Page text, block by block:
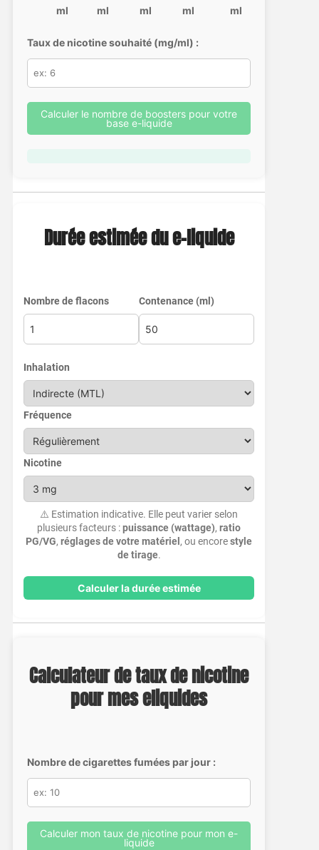
ml
ml
ml
ml
ml
Taux de nicotine souhaité (mg/ml) :
Calculer le nombre de boosters pour votre
base e-liquide
Durée estimée du e-liquide
Nombre de flacons Contenance (ml)
Inhalation
Fréquence
Nicotine
⚠️ Estimation indicative. Elle peut varier selon
plusieurs facteurs :puissance (wattage),ratio
PG/VG,réglages de votre matériel , ou encorestyle
de tirage.
Calculer la durée estimée
Calculateur de taux de nicotine
pour mes eliquides
Nombre de cigarettes fumées par jour :
Calculer mon taux de nicotine pour mon e-
liquide